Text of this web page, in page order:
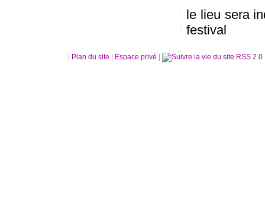
le lieu sera
festival
Plan du site Espace privé RSS 2.0